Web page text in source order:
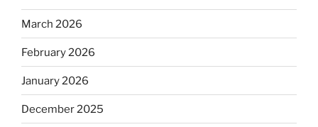
March 2026
February 2026
January 2026
December 2025